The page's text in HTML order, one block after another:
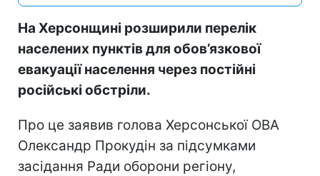
На Херсонщині розширили перелік
населених пунктів для обов’язкової
евакуації населення через постійні
російські обстріли.
Про це заявив голова Херсонської ОВА
Олександр Прокудін за підсумками
засідання Ради оборони регіону,